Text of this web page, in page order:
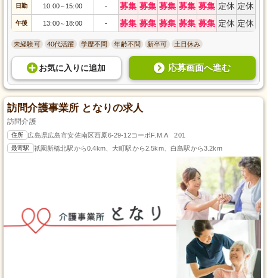
日勤 10:00～ 15:00 - 募集 募集 募集 募集 募集 定休 定休
午後 13:00～ 18:00 - 募集 募集 募集 募集 募集 定休 定休
未経験可 40代活躍 学歴不問 年齢不問 新卒可 土日休み
お気に入り に追加 応募画面へ進む
訪問介護事業所 となりの求人
訪問介護
住所 広島県広島市安佐南区西原6-29-12コーポF.M.A 201
最寄駅 祇園新橋北駅から0.4km、大町駅から2.5km、白島駅から3.2km